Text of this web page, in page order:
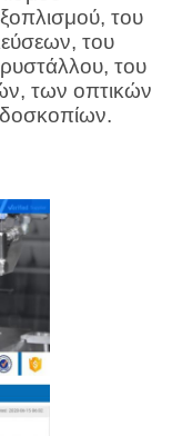
του
του
του
των οπτικών